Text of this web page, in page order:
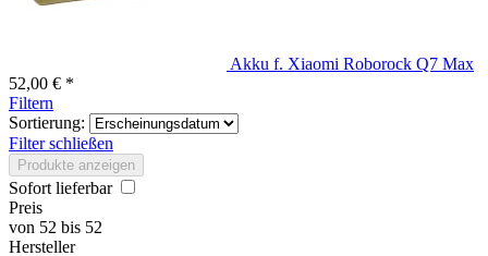
Akku f. Xiaomi Roborock Q7 Max
52,00 € *
Filtern
Sortierung:
Filter schließen
Produkte anzeigen
Sofort lieferbar
Preis
von 52 bis 52
Hersteller